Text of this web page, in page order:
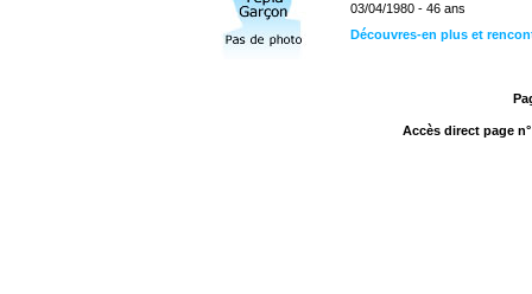
03/04/1980 - 46 ans
Découvres-en plus et
Accès direct page